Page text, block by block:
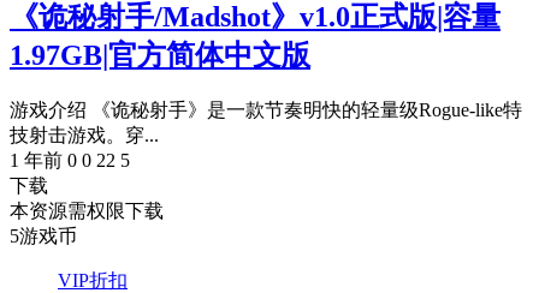
《诡秘射手/Madshot》v1.0正式版|容量
1.97GB|官方简体中文版
游戏介绍 《诡秘射手》是一款节奏明快的轻量级Rogue-like特
技射击游戏。穿...
1 年前 0 0 22 5
下载
本资源需权限下载
5游戏币
VIP折扣